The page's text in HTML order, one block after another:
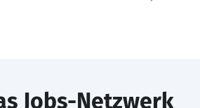
Jobs-Netzwerk